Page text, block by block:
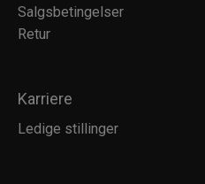
Salgsbetingelser
Retur
Karriere
Ledige stillinger